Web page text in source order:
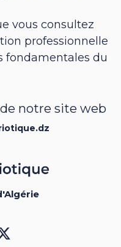
vous consultez
professionnelle
fondamentales du
notre site web